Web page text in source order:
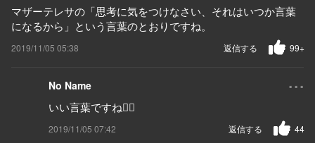
マザーテレサの「思考に気をつけなさい、それはいつか言葉
になるから」という言葉のとおりですね。
2019/11/05 05:38 99+
返信する
No Name ...
いい言葉ですね🙆‍♀️
2019/11/05 07:42 44
返信する